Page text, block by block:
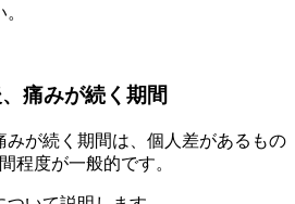
痛みが続く期間
みが続く期間は、個人差があるもの
程度が一般的です。